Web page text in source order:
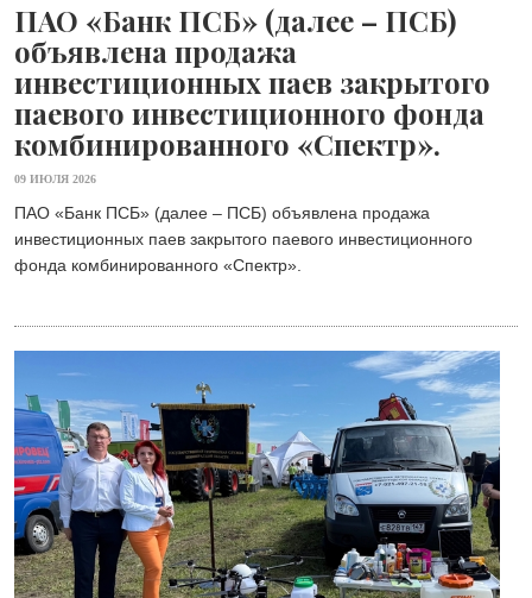
ПАО «Банк ПСБ» (далее – ПСБ)
объявлена продажа
инвестиционных паев закрытого
паевого инвестиционного фонда
комбинированного «Спектр».
09 ИЮЛЯ 2026
ПАО «Банк ПСБ» (далее – ПСБ) объявлена продажа
инвестиционных паев закрытого паевого инвестиционного
фонда комбинированного «Спектр».